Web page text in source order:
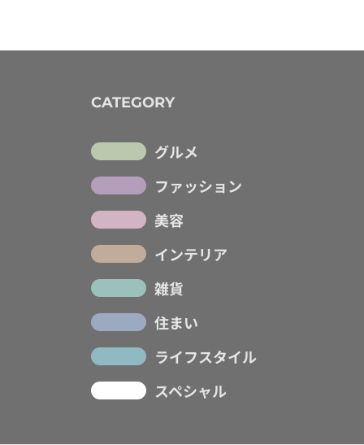
CATEGORY
グルメ
ファッション
美容
インテリア
雑貨
住まい
ライフスタイル
スペシャル